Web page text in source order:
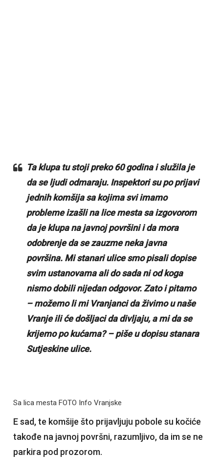
Ta klupa tu stoji preko 60 godina i služila je
da se ljudi odmaraju. Inspektori su po prijavi
jednih komšija sa kojima svi imamo
probleme izašli na lice mesta sa izgovorom
da je klupa na javnoj površini i da mora
odobrenje da se zauzme neka javna
površina. Mi stanari ulice smo pisali dopise
svim ustanovama ali do sada ni od koga
nismo dobili nijedan odgovor. Zato i pitamo
– možemo li mi Vranjanci da živimo u naše
Vranje ili će došljaci da divljaju, a mi da se
krijemo po kućama? – piše u dopisu stanara
Sutjeskine ulice.
Sa lica mesta FOTO Info Vranjske
E sad, te komšije što prijavljuju pobole su kočiće
takođe na javnoj površni, razumljivo, da im se ne
parkira pod prozorom.